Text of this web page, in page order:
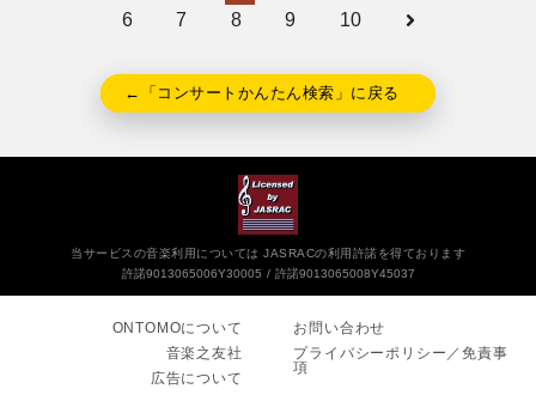
6
7 8 9 10
←「コンサートかんたん検索」に戻る
当サービスの音楽利用については JASRACの利用許諾を得ております
許諾9013065006Y30005
許諾9013065008Y45037
ONTOMOについて
音楽之友社
広告について
お問い合わせ
プライバシーポリシー／免責事
項